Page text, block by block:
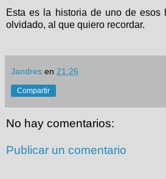
Esta es la historia de uno de esos
olvidado, al que quiero recordar.
Jandres en 21:26
Compartir
No hay comentarios:
Publicar un comentario